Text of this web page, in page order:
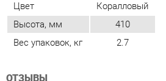
ОТЗЫВЫ
Пока нет отзывов, поделитесь первым
ДОБАВИТЬ ОТЗЫВ